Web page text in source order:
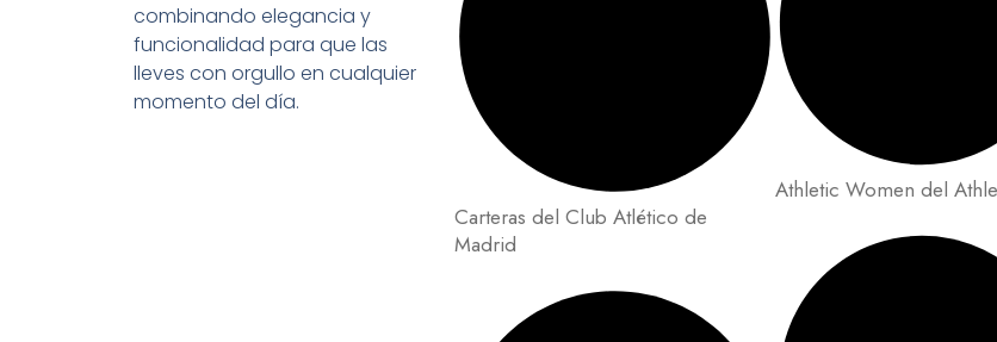
combinando elegancia y
funcionalidad para que las
lleves con orgullo en cualquier
momento del día.
Carteras del Club Atlético de
Madrid
Athletic Women del